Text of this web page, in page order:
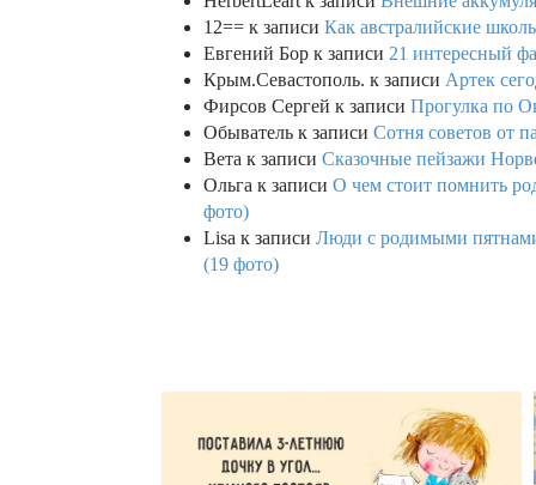
12== к записи Как австралийские
Евгений Бор к записи 21 интересный
Крым.Севастополь. к записи Артек
Фирсов Сергей к записи Прогулка по
Обыватель к записи Сотня советов от
Вета к записи Сказочные пейзажи
Ольга к записи О чем стоит помнить
фото)
Lisa к записи Люди с родимыми
(19 фото)